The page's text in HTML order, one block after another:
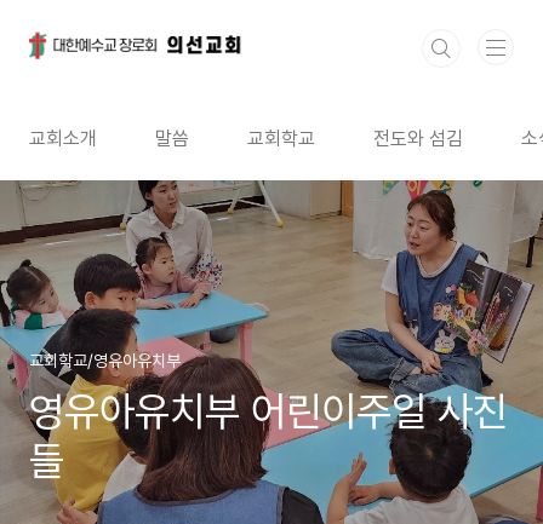
교회소개 말씀 교회학교 전도와 섬김 소
교회학교/영유아유치부
영유아유치부 어린이주일 사진
들